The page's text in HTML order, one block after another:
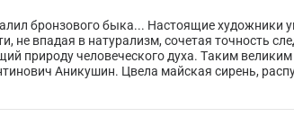
бронзового быка... Настоящие художники
не впадая в натурализм, сочетая точность
природу человеческого духа. Таким
Аникушин. Цвела майская сирень,